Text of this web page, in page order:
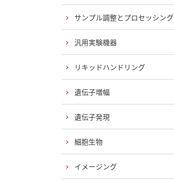
サンプル調整とプロセッシング
汎用実験機器
リキッドハンドリング
遺伝子増幅
遺伝子発現
細胞生物
イメージング